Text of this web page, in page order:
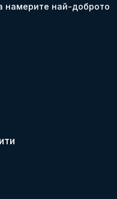
намерите най-доброто